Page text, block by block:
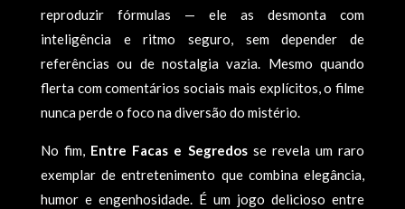
reproduzir fórmulas — ele as desmonta com
inteligência e ritmo seguro, sem depender de
referências ou de nostalgia vazia. Mesmo quando
flerta com comentários sociais mais explícitos, o filme
nunca perde o foco na diversão do mistério.
No fim, Entre Facas e Segredosse revela um raro
exemplar de entretenimento que combina elegância,
humor e engenhosidade. É um jogo delicioso entre